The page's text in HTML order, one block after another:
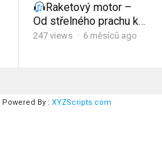
Raketový motor –
Od střelného prachu ke
Starshipu
247 views · 6 měsíců ago
Powered By : XYZScripts.com